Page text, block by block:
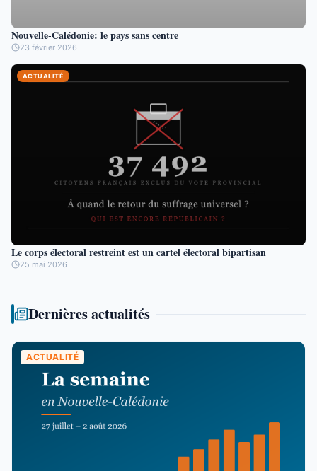
Nouvelle-Calédonie: le pays sans centre
23 février 2026
ACTUALITÉ
Le corps électoral restreint est un cartel électoral bipartisan
25 mai 2026
Dernières actualités
ACTUALITÉ